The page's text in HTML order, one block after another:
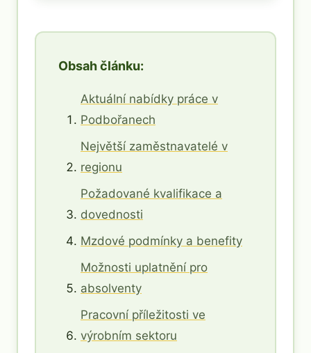
Obsah článku:
Aktuální nabídky práce v
Podbořanech
Největší zaměstnavatelé v
regionu
Požadované kvalifikace a
dovednosti
Mzdové podmínky a benefity
Možnosti uplatnění pro
absolventy
Pracovní příležitosti ve
výrobním sektoru